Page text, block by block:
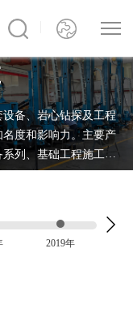
备、岩心钻探及工程
度和影响力。主要产
列、基础工程施工设
系列。
平台，实现远程智能
。先后在被国内专家
道、新建渝怀铁路头
程项目应用服务。
2019年